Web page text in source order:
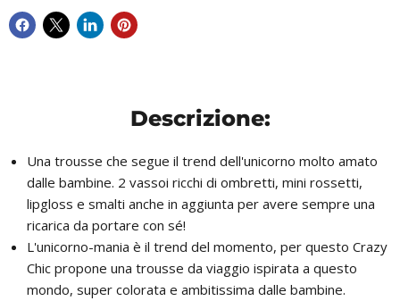
Descrizione:
Una trousse che segue il trend dell'unicorno molto amato
dalle bambine. 2 vassoi ricchi di ombretti, mini rossetti,
lipgloss e smalti anche in aggiunta per avere sempre una
ricarica da portare con sé!
L'unicorno-mania è il trend del momento, per questo Crazy
Chic propone una trousse da viaggio ispirata a questo
mondo, super colorata e ambitissima dalle bambine.